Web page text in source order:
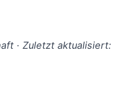
· Zuletzt aktualisiert: